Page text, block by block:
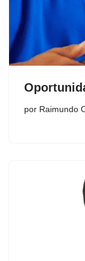
por Raimundo